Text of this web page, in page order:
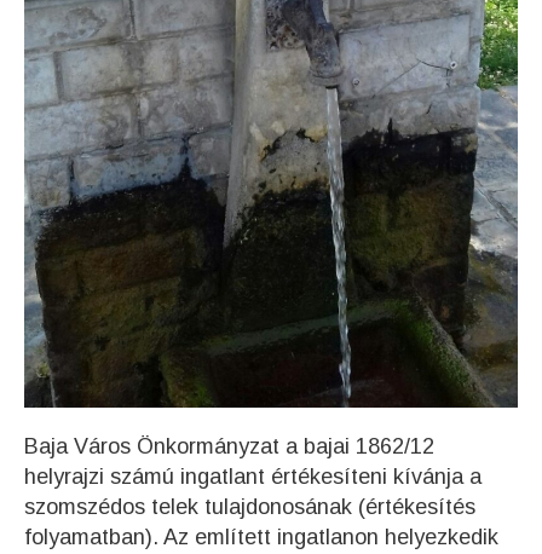
Baja Város Önkormányzat a bajai 1862/12
helyrajzi számú ingatlant értékesíteni kívánja a
szomszédos telek tulajdonosának (értékesítés
folyamatban). Az említett ingatlanon helyezkedik